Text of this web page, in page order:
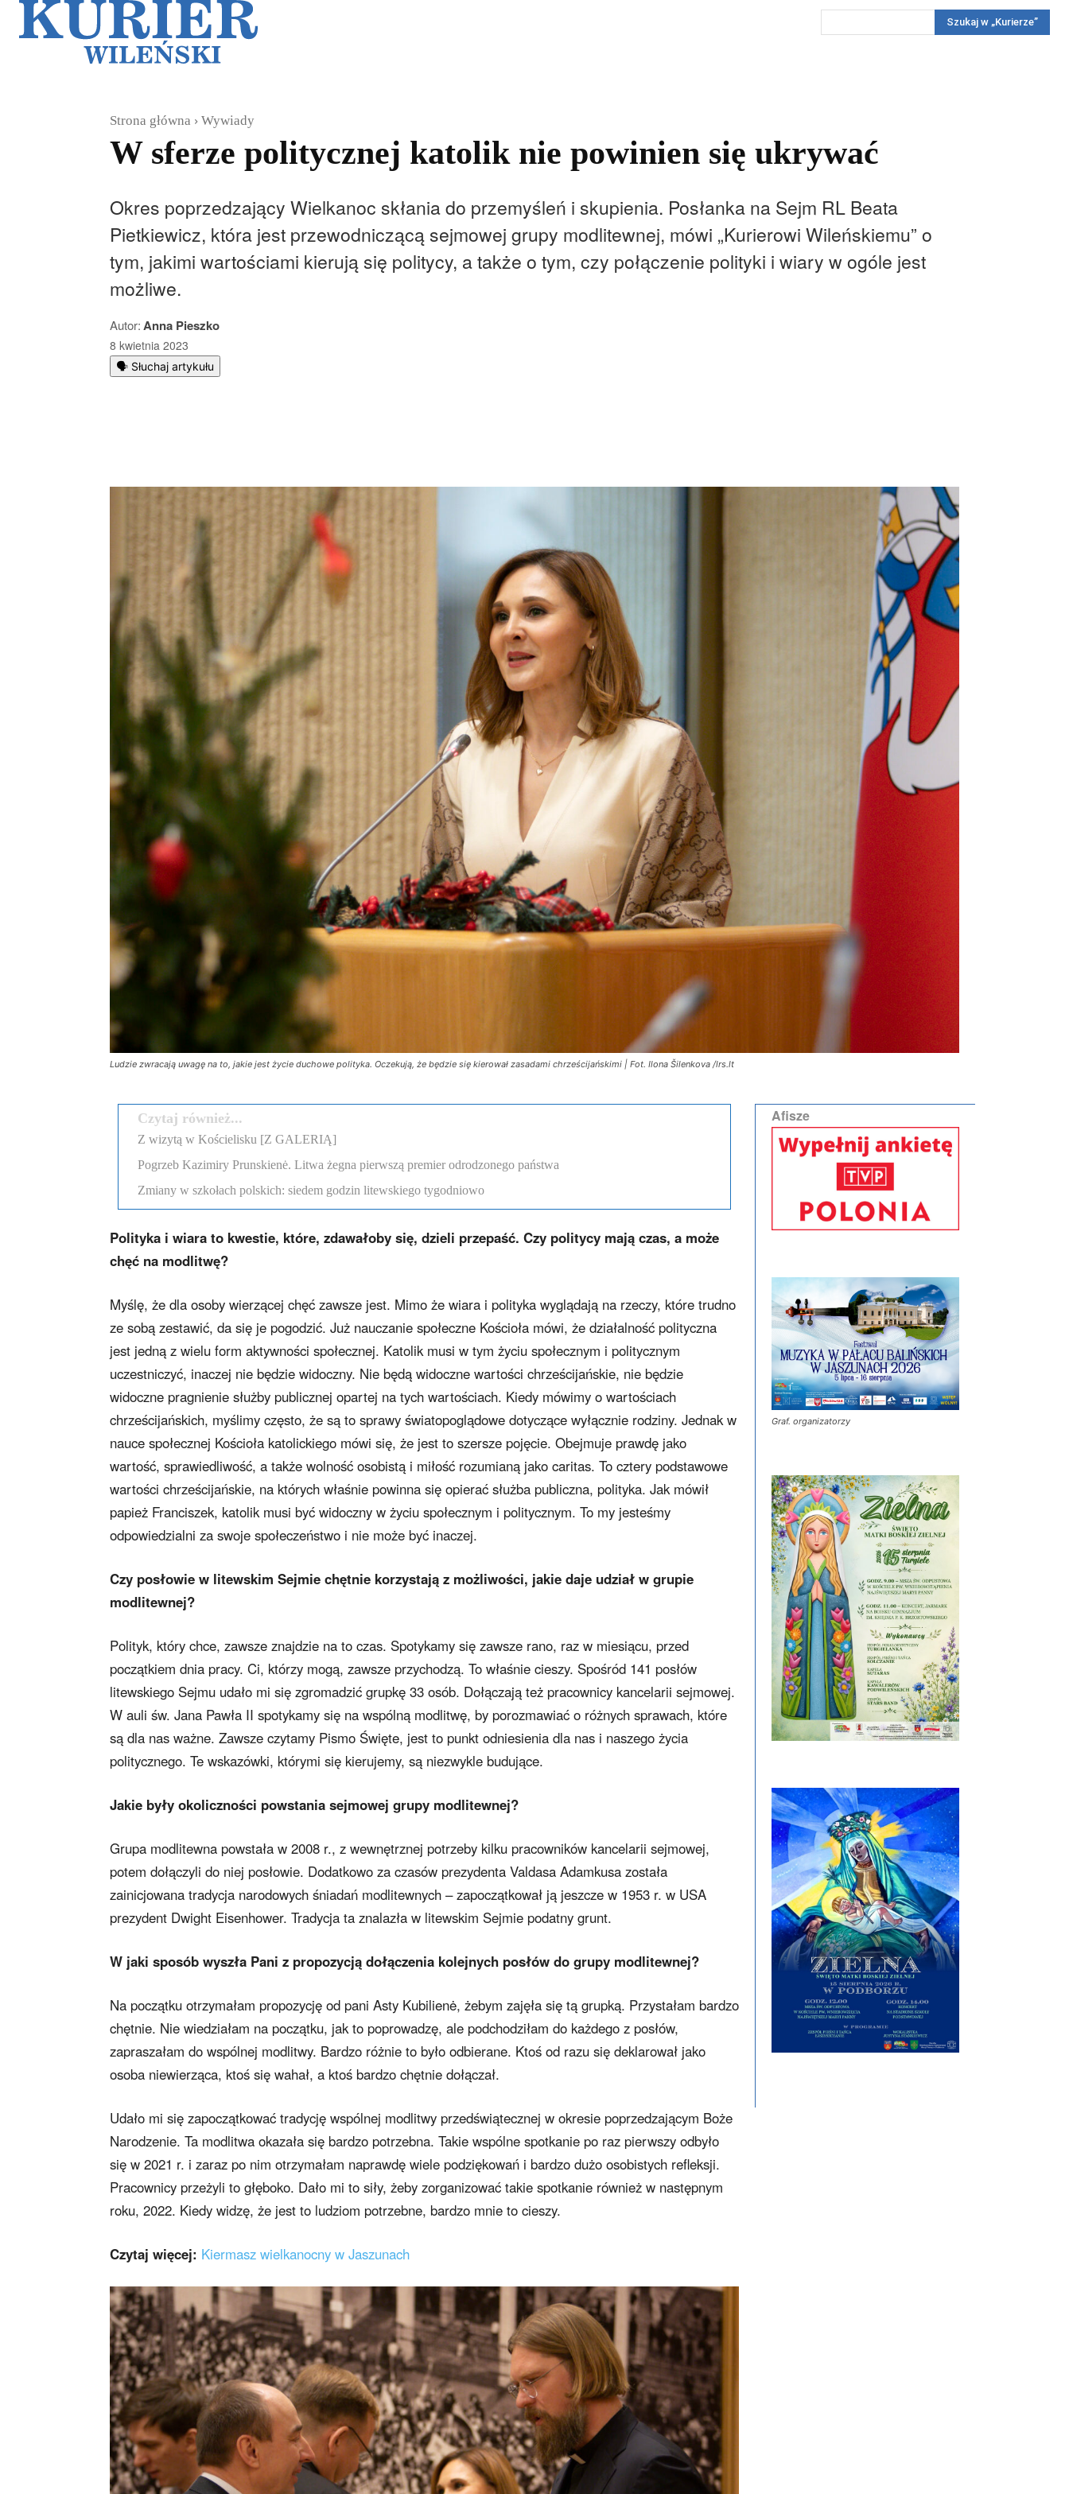
Reportaż KonkursyWięcej
Szukaj w „Kurierze”
Strona główna Wywiady
W sferze politycznej katolik nie powinien się ukrywać
Okres poprzedzający Wielkanoc skłania do przemyśleń i skupienia. Posłanka na Sejm RL Beata
Pietkiewicz, która jest przewodniczącą sejmowej grupy modlitewnej, mówi „Kurierowi Wileńskiemu” o
tym, jakimi wartościami kierują się politycy, a także o tym, czy połączenie polityki i wiary w ogóle jest
możliwe.
Autor:Anna Pieszko
8 kwietnia 2023
🗣️ Słuchaj artykułu
Ludzie zwracają uwagę na to, jakie jest życie duchowe polityka. Oczekują, że będzie się kierował zasadami chrześcijańskimi | Fot. Ilona Šilenkova /lrs.lt
Czytaj również...
Z wizytą w Kościelisku [Z GALERIĄ]
Pogrzeb Kazimiry Prunskienė. Litwa żegna pierwszą premier odrodzonego państwa
Zmiany w szkołach polskich: siedem godzin litewskiego tygodniowo
Polityka i wiara to kwestie, które, zdawałoby się, dzieli przepaść. Czy politycy mają czas, a może
chęć na modlitwę?
Myślę, że dla osoby wierzącej chęć zawsze jest. Mimo że wiara i polityka wyglądają na rzeczy, które trudno
ze sobą zestawić, da się je pogodzić. Już nauczanie społeczne Kościoła mówi, że działalność polityczna
jest jedną z wielu form aktywności społecznej. Katolik musi w tym życiu społecznym i politycznym
uczestniczyć, inaczej nie będzie widoczny. Nie będą widoczne wartości chrześcijańskie, nie będzie
widoczne pragnienie służby publicznej opartej na tych wartościach. Kiedy mówimy o wartościach
chrześcijańskich, myślimy często, że są to sprawy światopoglądowe dotyczące wyłącznie rodziny. Jednak w
nauce społecznej Kościoła katolickiego mówi się, że jest to szersze pojęcie. Obejmuje prawdę jako
wartość, sprawiedliwość, a także wolność osobistą i miłość rozumianą jako caritas. To cztery podstawowe
wartości chrześcijańskie, na których właśnie powinna się opierać służba publiczna, polityka. Jak mówił
papież Franciszek, katolik musi być widoczny w życiu społecznym i politycznym. To my jesteśmy
odpowiedzialni za swoje społeczeństwo i nie może być inaczej.
Czy posłowie w litewskim Sejmie chętnie korzystają z możliwości, jakie daje udział w grupie
modlitewnej?
Polityk, który chce, zawsze znajdzie na to czas. Spotykamy się zawsze rano, raz w miesiącu, przed
początkiem dnia pracy. Ci, którzy mogą, zawsze przychodzą. To właśnie cieszy. Spośród 141 posłów
litewskiego Sejmu udało mi się zgromadzić grupkę 33 osób. Dołączają też pracownicy kancelarii sejmowej.
W auli św. Jana Pawła II spotykamy się na wspólną modlitwę, by porozmawiać o różnych sprawach, które
są dla nas ważne. Zawsze czytamy Pismo Święte, jest to punkt odniesienia dla nas i naszego życia
politycznego. Te wskazówki, którymi się kierujemy, są niezwykle budujące.
Jakie były okoliczności powstania sejmowej grupy modlitewnej?
Grupa modlitewna powstała w 2008 r., z wewnętrznej potrzeby kilku pracowników kancelarii sejmowej,
potem dołączyli do niej posłowie. Dodatkowo za czasów prezydenta Valdasa Adamkusa została
zainicjowana tradycja narodowych śniadań modlitewnych – zapoczątkował ją jeszcze w 1953 r. w USA
prezydent Dwight Eisenhower. Tradycja ta znalazła w litewskim Sejmie podatny grunt.
W jaki sposób wyszła Pani z propozycją dołączenia kolejnych posłów do grupy modlitewnej?
Na początku otrzymałam propozycję od pani Asty Kubilienė, żebym zajęła się tą grupką. Przystałam bardzo
chętnie. Nie wiedziałam na początku, jak to poprowadzę, ale podchodziłam do każdego z posłów,
zapraszałam do wspólnej modlitwy. Bardzo różnie to było odbierane. Ktoś od razu się deklarował jako
osoba niewierząca, ktoś się wahał, a ktoś bardzo chętnie dołączał.
Udało mi się zapoczątkować tradycję wspólnej modlitwy przedświątecznej w okresie poprzedzającym Boże
Narodzenie. Ta modlitwa okazała się bardzo potrzebna. Takie wspólne spotkanie po raz pierwszy odbyło
się w 2021 r. i zaraz po nim otrzymałam naprawdę wiele podziękowań i bardzo dużo osobistych refleksji.
Pracownicy przeżyli to głęboko. Dało mi to siły, żeby zorganizować takie spotkanie również w następnym
roku, 2022. Kiedy widzę, że jest to ludziom potrzebne, bardzo mnie to cieszy.
Czytaj więcej: Kiermasz wielkanocny w Jaszunach
Afisze
Graf. organizatorzy